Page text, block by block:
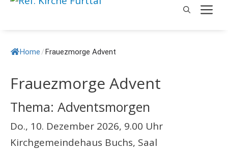
Home/Frauezmorge Advent
Frauezmorge Advent
Thema: Adventsmorgen
Do., 10. Dezember 2026, 9.00 Uhr
Kirchgemeindehaus Buchs, Saal